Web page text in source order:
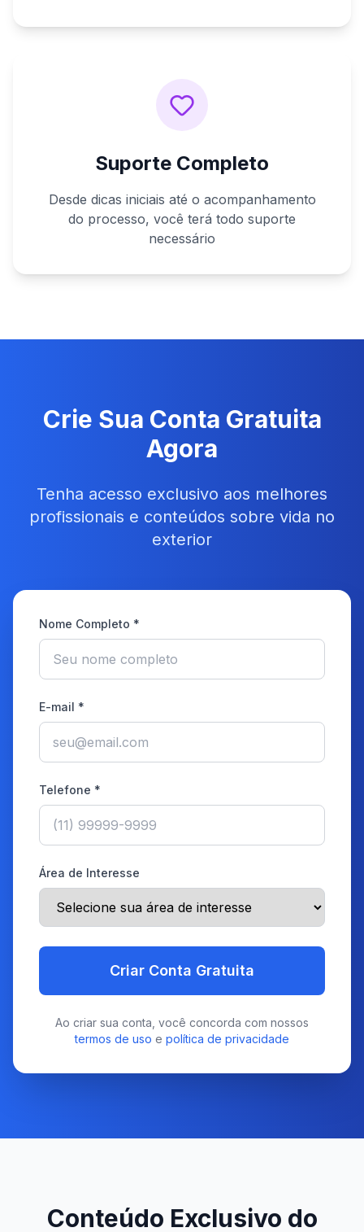
Suporte Completo
Desde dicas iniciais até o acompanhamento
do processo, você terá todo suporte
necessário
Crie Sua Conta Gratuita
Agora
Tenha acesso exclusivo aos melhores
profissionais e conteúdos sobre vida no
exterior
Nome Completo *
E-mail *
Telefone *
Área de Interesse
Criar Conta Gratuita
Ao criar sua conta, você concorda com nossos
termos de uso e política de privacidade
Conteúdo Exclusivo do